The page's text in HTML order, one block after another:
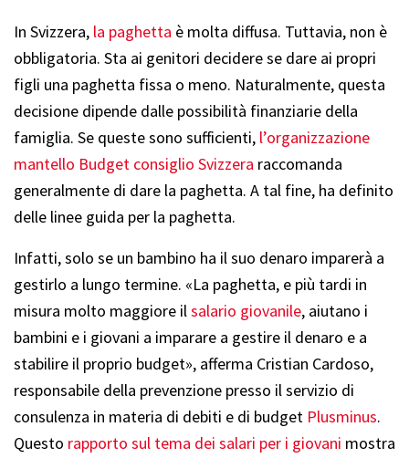
In Svizzera, la paghetta è molta diffusa. Tuttavia, non è
obbligatoria. Sta ai genitori decidere se dare ai propri
figli una paghetta fissa o meno. Naturalmente, questa
decisione dipende dalle possibilità finanziarie della
famiglia. Se queste sono sufficienti, l’organizzazione
mantello Budget consiglio Svizzera raccomanda
generalmente di dare la paghetta. A tal fine, ha definito
delle linee guida per la paghetta.
Infatti, solo se un bambino ha il suo denaro imparerà a
gestirlo a lungo termine. «La paghetta, e più tardi in
misura molto maggiore ilsalario giovanile, aiutano i
bambini e i giovani a imparare a gestire il denaro e a
stabilire il proprio budget», afferma Cristian Cardoso,
responsabile della prevenzione presso il servizio di
consulenza in materia di debiti e di budget Plusminus.
Questo rapporto sul tema dei salari per i giovani mostra